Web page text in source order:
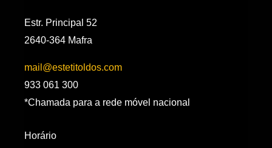
Estr. Principal 52
2640-364 Mafra
mail@estetitoldos.com
933 061 300
*Chamada para a rede móvel nacional
Horário